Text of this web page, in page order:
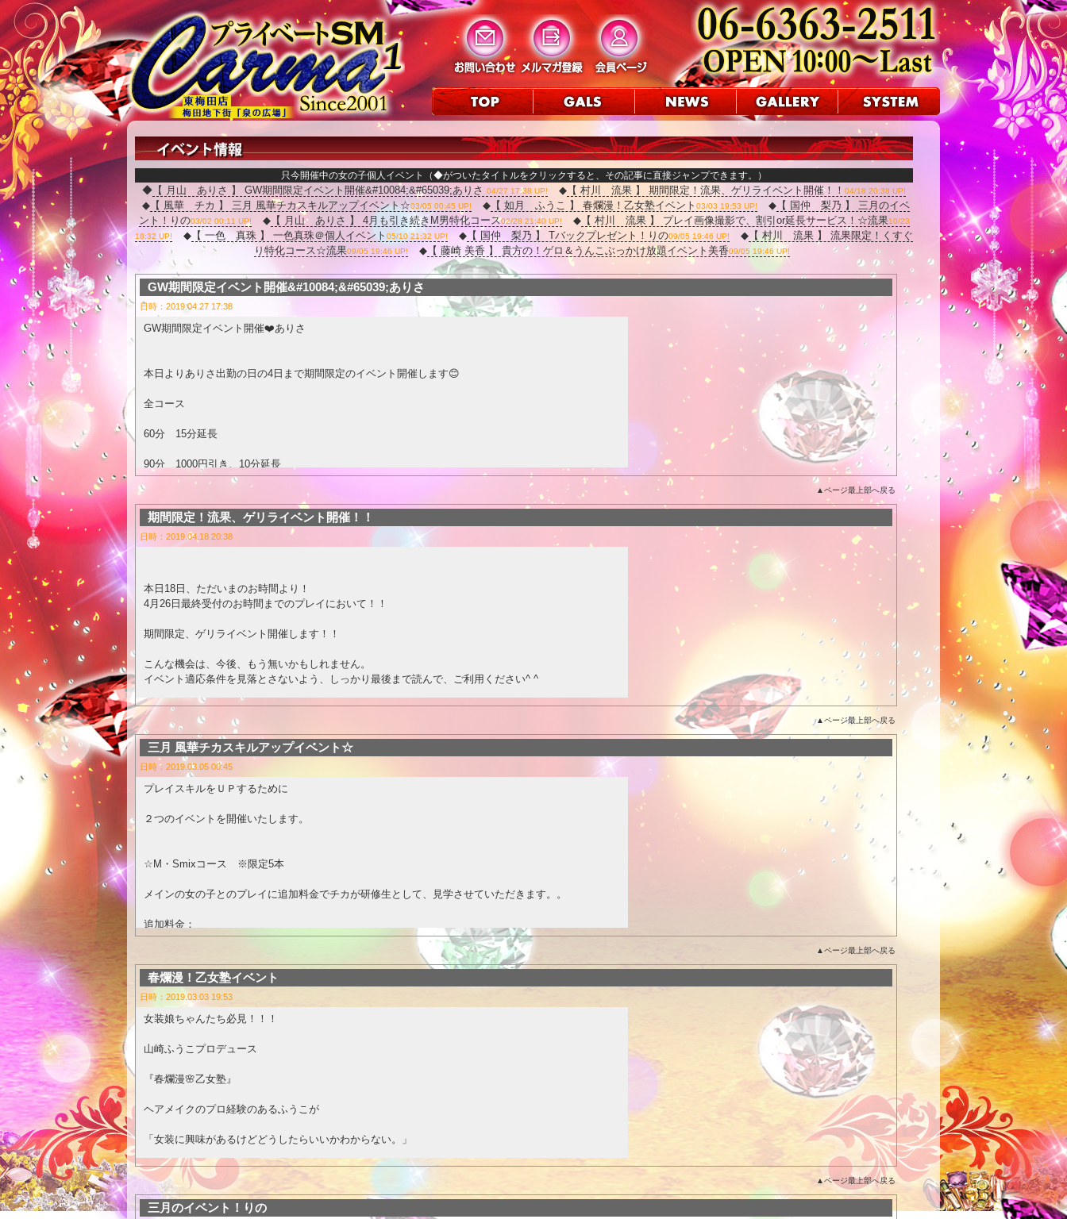
只今開催中の女の子個人イベント（◆がついたタイトルをクリックすると、その記事に直接ジャンプできます。）
◆ 【 月山 ありさ 】 GW期間限定イベント開催&#10084;&#65039;ありさ 04/27 17:38 UP! ◆ 【 村川 流果 】 期間限定！流果、ゲリライベント開催！！ 04/18 20:38 UP!
◆ 【 風華 チカ 】 三月 風華チカスキルアップイベント☆03/05 00:45 UP! ◆ 【 如月 ふうこ 】 春爛漫！乙女塾イベント 03/03 19:53 UP! ◆ 【 国仲 梨乃 】 三月のイベ
ント！りの03/02 00:11 UP! ◆【 月山 ありさ 】 4月も引き続きM男特化コース02/28 21:40 UP! ◆【 村川 流果 】 プレイ画像撮影で、割引or延長サービス！☆流果10/23
18:32 UP!
◆ 【 一色 真珠 】 一色真珠＠個人イベント 05/10 21:32 UP! ◆ 【 国仲 梨乃 】 Tバックプレゼント！りの09/05 19:46 UP! ◆ 【 村川 流果 】 流果限定！くすぐ
り特化コース☆流果09/05 19:46 UP! ◆ 【 藤崎 美香 】 貴方の！ゲロ＆うんこぶっかけ放題イベント美香09/05 19:46 UP!
GW期間限定イベント開催&#10084;&#65039;ありさ
日時：2019.04.27 17:38
GW期間限定イベント開催❤️ありさ
本日よりありさ出勤の日の4日まで期間限定のイベント開催します😊
全コース
60分 15分延長
90分 1000円引き、10分延長
120分 2000円引き、10分延長
180分 2000円引き、15分延長
合言葉は・・・
「ゴールデンウィーク！！」
・・・です♡
GW出勤少ないですが、宜しくお願いします
▲ページ最上部へ戻る
期間限定！流果、ゲリライベント開催！！
日時：2019.04.18 20:38
本日18日、ただいまのお時間より！
4月26日最終受付のお時間までのプレイにおいて！！
期間限定、ゲリライベント開催します！！
こんな機会は、今後、もう無いかもしれません。
イベント適応条件を見落とさないよう、しっかり最後まで読んで、ご利用ください^ ^
流果が対応する、
・Mコース
・MIXコース
・流果限定 くすぐり特化コース
・格闘コース各種
60分コース以上→15分延長無料サービス！
90分コース以上→20分延長無料サービス！！
120分コース以上→30分延長無料サービス！！
自由恋愛コース各種→
保証時間4時間半のところ、
ご飯とか！飲みとか！カラオケとか！笑
デートありの方に限り！
5時間半に拡大！！
【注意！！】↓↓↓
時間枠の確保のため、必ず、イベント利用の旨を、お電話にてお伝えくださいね！
忘れてしまうと、対応できない場合も出てきます☆
他イベントや、割引との併用は、不可となります☆
以上、あらかじめ、ご了承下さいね！
▲ページ最上部へ戻る
三月 風華チカスキルアップイベント☆
日時：2019.03.05 00:45
プレイスキルをＵＰするために
２つのイベントを開催いたします。
☆M・Smixコース ※限定5本
メインの女の子とのプレイに追加料金でチカが研修生として、見学させていただきます。。
追加料金：
90分；（会員様）8000円 （ご新規様） 9000円
メインの女の子
☆アスリートコース
ちかは従来本指名の方のみ対応させていただいております。
が、このイベントでは下記にある対象の女の子との
アスリートコースをご新規様、まだチカと遊んだ事の無い会員様にも
対応させていただきます。
▲ページ最上部へ戻る
春爛漫！乙女塾イベント
日時：2019.03.03 19:53
女装娘ちゃんたち必見！！！
山崎ふうこプロデュース
『春爛漫🌸乙女塾』
ヘアメイクのプロ経験のあるふうこが
「女装に興味があるけどどうしたらいいかわからない。」
「どんな風にすれば自分のなりたい女の娘になれるの？」
「理想的な自分になりたい！」などなど
▲ページ最上部へ戻る
三月のイベント！りの